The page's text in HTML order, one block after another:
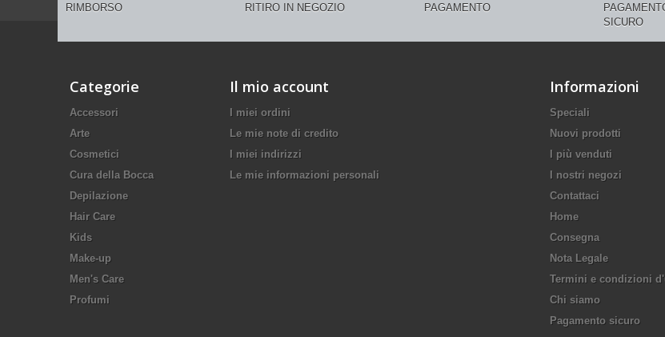
RIMBORSO RITIRO IN NEGOZIO PAGAMENTO
SICURO
Categorie
Accessori
Arte
Cosmetici
Cura della Bocca
Depilazione
Hair Care
Kids
Make-up
Men's Care
Profumi
Il mio account
I miei ordini
Le mie note di credito
I miei indirizzi
Le mie informazioni personali
Informazioni
Speciali
Nuovi prodotti
I più venduti
I nostri negozi
Contattaci
Home
Consegna
Nota Legale
Termini e condizioni
Chi siamo
Pagamento sicuro